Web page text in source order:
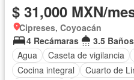
$ 31,000 MXN/
Cipreses, Coyoacán
4 Recámaras
3.5 Baños
Agua
Caseta de vigilancia
Cocina integral
Cuarto de